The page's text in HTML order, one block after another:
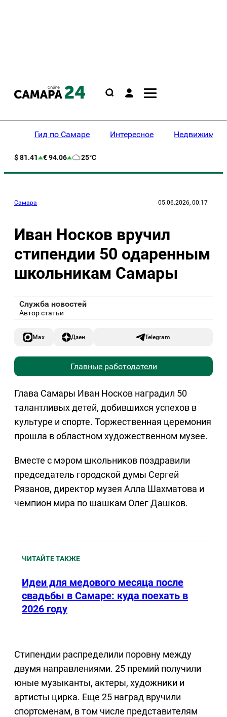
Гид по Самаре Интересное
$ 81.41 € 94.06 25°C
Самара 05.06.2026, 00:17
Иван Носков вручил
стипендии 50 одаренным
школьникам Самары
Служба новостей
Автор статьи
Max Дзен Telegram
Главные работодатели
Глава Самары Иван Носков наградил 50
талантливых детей, добившихся успехов в
культуре и спорте. Торжественная церемония
прошла в областном художественном музее.
Вместе с мэром школьников поздравили
председатель городской думы Сергей
Рязанов, директор музея Алла Шахматова и
чемпион мира по шашкам Олег Дашков.
ЧИТАЙТЕ ТАКЖЕ
Идеи для медового месяца после
свадьбы в Самаре: куда поехать в
2026 году
Стипендии распределили поровну между
двумя направлениями. 25 премий получили
юные музыканты, актеры, художники и
артисты цирка. Еще 25 наград вручили
спортсменам, в том числе представителям